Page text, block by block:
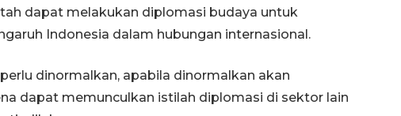
dapat melakukan diplomasi budaya untuk
Indonesia dalam hubungan internasional.
dinormalkan, apabila dinormalkan akan
dapat memunculkan istilah diplomasi di sektor lain